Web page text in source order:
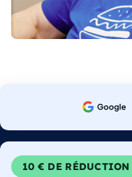
10 € DE RÉDUCTION